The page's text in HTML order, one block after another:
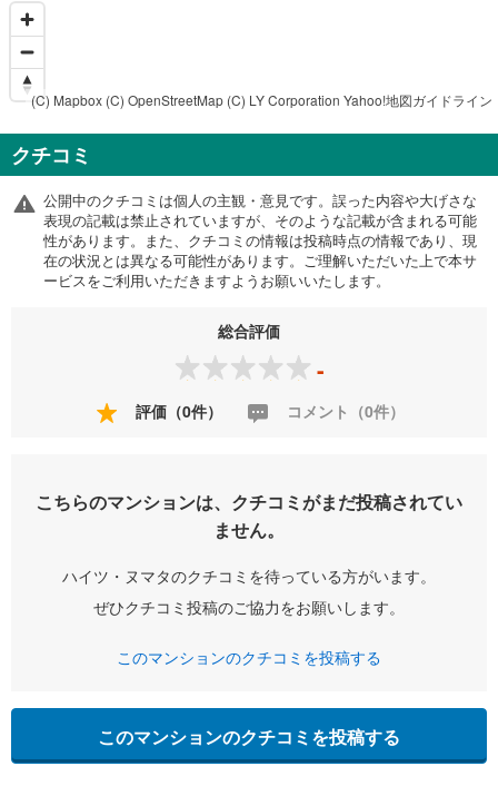
(C) Mapbox (C) OpenStreetMap (C) LY Corporation Yahoo!地図ガイドライン
クチコミ
公開中のクチコミは個人の主観・意見です。誤った内容や大げさな
表現の記載は禁止されていますが、そのような記載が含まれる可能
性があります。また、クチコミの情報は投稿時点の情報であり、現
在の状況とは異なる可能性があります。ご理解いただいた上で本サ
ービスをご利用いただきますようお願いいたします。
総合評価
-
評価（0件） コメント（0件）
こちらのマンションは、クチコミがまだ投稿されてい
ません。
ハイツ・ヌマタのクチコミを待っている方がいます。
ぜひクチコミ投稿のご協力をお願いします。
このマンションのクチコミを投稿する
このマンションのクチコミを投稿する